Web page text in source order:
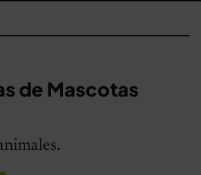
de Mascotas